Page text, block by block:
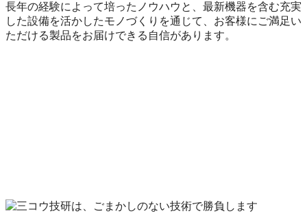
長年の経験によって培ったノウハウと、最新機器を含む充実
した設備を活かしたモノづくりを通じて、お客様にご満足い
ただける製品をお届けできる自信があります。